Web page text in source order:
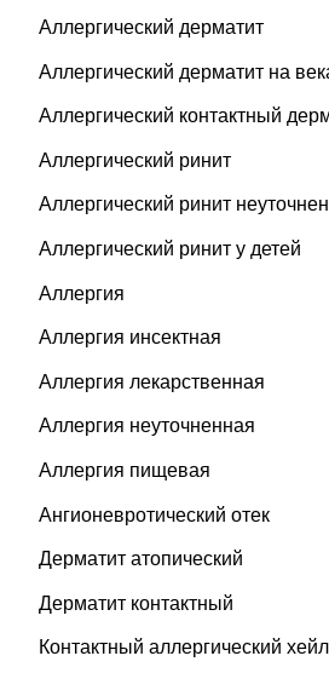
Аллергический дерматит
Аллергический дерматит на
Аллергический контактный
Аллергический ринит
Аллергический ринит
Аллергический ринит у детей
Аллергия
Аллергия инсектная
Аллергия лекарственная
Аллергия неуточненная
Аллергия пищевая
Ангионевротический отек
Дерматит атопический
Дерматит контактный
Контактный аллергический